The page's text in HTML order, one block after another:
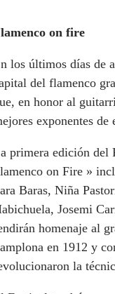
on fire
los últimos días de
del flamenco
en honor al
exponentes de
primera edición del
on Fire »
Baras, Niña
Josemi
homenaje al
en 1912 y
la